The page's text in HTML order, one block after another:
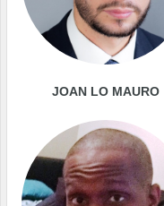
JOAN LO MAURO